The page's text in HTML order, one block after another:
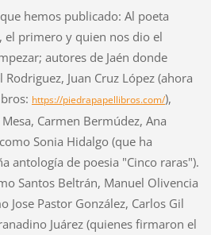
hemos publicado: Al poeta
el primero y quien nos dio el
autores de Jaén donde
Juan Cruz López (ahora
https://piedrapapellibros.com/),
Carmen Bermúdez, Ana
Sonia Hidalgo (que ha
antología de poesia "Cinco raras").
Santos Beltrán, Manuel Olivencia
Jose Pastor González, Carlos Gil
Juárez (quienes firmaron el